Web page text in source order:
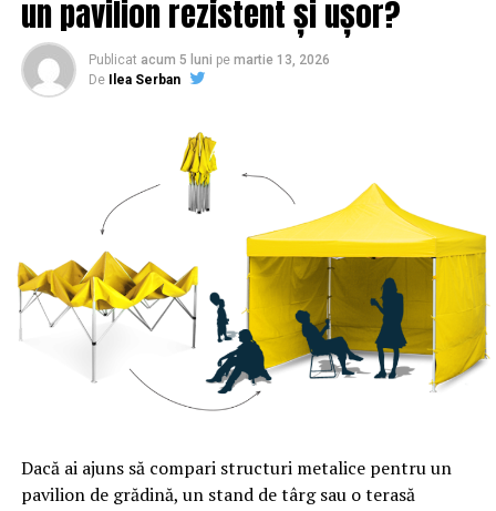
NU RATATI
General SRI, trecut în rezervă de Iohannis | Sibiul de AZI
un pavilion rezistent și ușor?
Publicat acum 5 luni pe martie 13, 2026
De
Ilea Serban
Dacă ai ajuns să compari structuri metalice pentru un
pavilion de grădină, un stand de târg sau o terasă